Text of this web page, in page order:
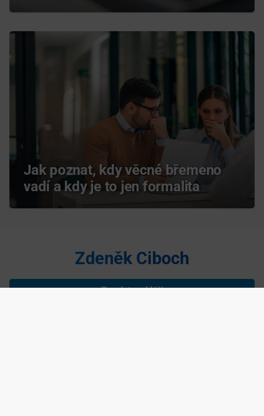
Jak poznat, kdy věcné břemeno
vadí a kdy je to jen formalita
Zdeněk Ciboch
Zavolat makléři